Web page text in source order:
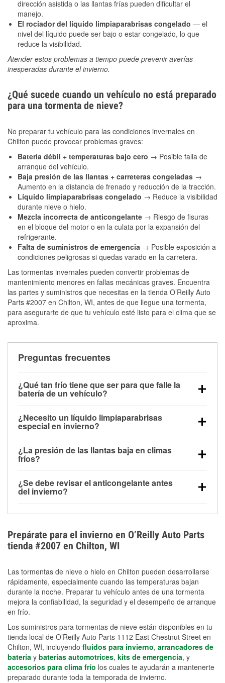
dirección asistida o las llantas frías pueden dificultar el
manejo.
El rociador del líquido limpiaparabrisas congelado — el
nivel del líquido puede ser bajo o estar congelado, lo que
reduce la visibilidad.
Atender estos problemas a tiempo puede prevenir averías
inesperadas durante el invierno.
¿Qué sucede cuando un vehículo no está preparado
para una tormenta de nieve?
No preparar tu vehículo para las condiciones invernales en
Chilton puede provocar problemas graves:
Batería débil + temperaturas bajo cero → Posible falla de
arranque del vehículo.
Baja presión de las llantas + carreteras congeladas →
Aumento en la distancia de frenado y reducción de la tracción.
Líquido limpiaparabrisas congelado → Reduce la visibilidad
durante nieve o hielo.
Mezcla incorrecta de anticongelante → Riesgo de fisuras
en el bloque del motor o en la culata por la expansión del
refrigerante.
Falta de suministros de emergencia → Posible exposición a
condiciones peligrosas si quedas varado en la carretera.
Las tormentas invernales pueden convertir problemas de
mantenimiento menores en fallas mecánicas graves. Encuentra
las partes y suministros que necesitas en la tienda O’Reilly Auto
Parts #2007 en Chilton, WI, antes de que llegue una tormenta,
para asegurarte de que tu vehículo esté listo para el clima que se
aproxima.
Preguntas frecuentes
¿Qué tan frío tiene que ser para que falle la
batería de un vehículo?
debajo de los 32 °F y puede perder hasta la mitad de
su potencia de arranque cerca de los 0 °F, lo que
arranque.
¿Necesito un líquido limpiaparabrisas
especial en invierno?
la congelación y ayuda a disolver la sal y la nieve
derretida en la carretera para mejorar la visibilidad.
¿La presión de las llantas baja en climas
fríos?
alrededor de 1 PSI por cada 10 °F que baja la
temperatura. Puedes obtener más información sobre
¿Se debe revisar el anticongelante antes
del invierno?
el sobrecalentamiento en condiciones de frío
extremo. Aprende cómo comprobar la protección
anticongelante en nuestra sección How-To.
Prepárate para el invierno en O’Reilly Auto Parts
tienda #2007 en Chilton, WI
Las tormentas de nieve o hielo en Chilton pueden desarrollarse
rápidamente, especialmente cuando las temperaturas bajan
durante la noche. Preparar tu vehículo antes de una tormenta
mejora la confiabilidad, la seguridad y el desempeño de arranque
en frío.
Los suministros para tormentas de nieve están disponibles en tu
tienda local de O’Reilly Auto Parts 1112 East Chestnut Street en
Chilton, WI, incluyendo fluidos para invierno, arrancadores de
batería y baterías automotrices, kits de emergencia, y
accesorios para clima frío los cuales te ayudarán a mantenerte
preparado durante toda la temporada de invierno.